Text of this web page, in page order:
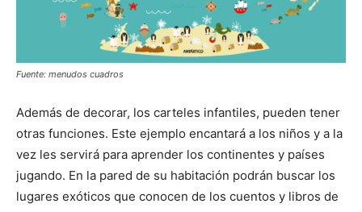
Fuente: menudos cuadros
Además de decorar, los carteles infantiles, pueden tener
otras funciones. Este ejemplo encantará a los niños y a la
vez les servirá para aprender los continentes y países
jugando. En la pared de su habitación podrán buscar los
lugares exóticos que conocen de los cuentos y libros de